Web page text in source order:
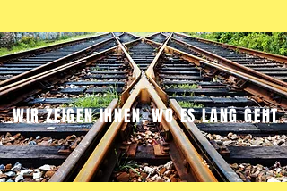
WIR ZEIGEN IHNEN, WO ES LANG GEHT